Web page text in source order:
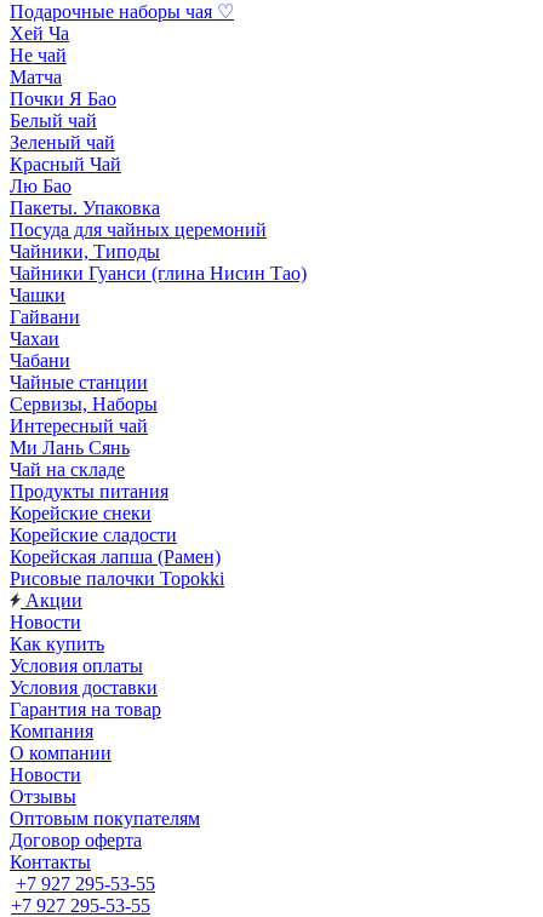
Подарочные наборы чая ♡
Хей Ча
Не чай
Матча
Почки Я Бао
Белый чай
Зеленый чай
Красный Чай
Лю Бао
Пакеты. Упаковка
Посуда для чайных церемоний
Чайники, Типоды
Чайники Гуанси (глина Нисин Тао)
Чашки
Гайвани
Чахаи
Чабани
Чайные станции
Сервизы, Наборы
Интересный чай
Ми Лань Сянь
Чай на складе
Продукты питания
Корейские снеки
Корейские сладости
Корейская лапша (Рамен)
Рисовые палочки Topokki
Акции
Новости
Как купить
Условия оплаты
Условия доставки
Гарантия на товар
Компания
О компании
Новости
Отзывы
Оптовым покупателям
Договор оферта
Контакты
+7 927 295-53-55
+7 927 295-53-55